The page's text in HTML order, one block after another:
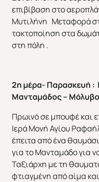
επιβίβαση στο
Μυτιλήνη Μεταφορά
τακτοποίηση στα
στη πόλη .
2η μέρα- Παρασκευή :
Μανταμάδος –
Πρωινό σε μπουφέ και
Ιερά Μονή Αγίου
έπειτα από ένα
για το Μανταμάδο για
Ταξιάρχη με τη
φτιαγμένη από αίμα